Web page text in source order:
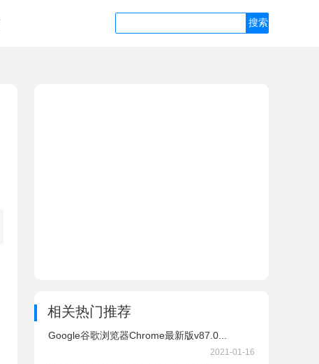
相关热门推荐
Google谷歌浏览器Chrome最新版v87.0...
2021-01-16